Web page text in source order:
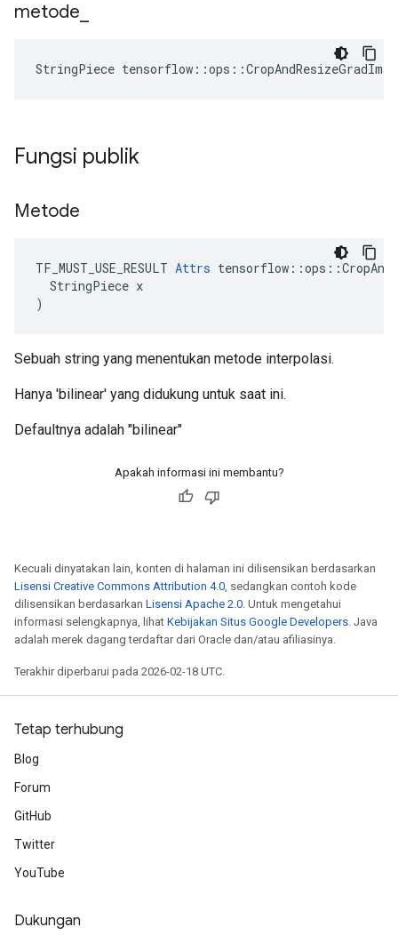
metode
StringPiece
Fungsi publik
Metode
TF_MUST_USE_RESULT Attrs
  StringPiece x
)
Sebuah string yang menentukan metode interpolasi.
Hanya 'bilinear' yang didukung untuk saat ini.
Defaultnya adalah "bilinear"
Apakah informasi ini membantu?
Kecuali dinyatakan lain, konten di halaman ini dilisensikan berdasarkan
Lisensi Creative Commons Attribution 4.0, sedangkan contoh kode
dilisensikan berdasarkan Lisensi Apache 2.0. Untuk mengetahui
informasi selengkapnya, lihat Kebijakan Situs Google Developers. Java
adalah merek dagang terdaftar dari Oracle dan/atau afiliasinya.
Terakhir diperbarui pada 2026-02-18 UTC.
Tetap terhubung
Blog
Forum
GitHub
Twitter
YouTube
Dukungan